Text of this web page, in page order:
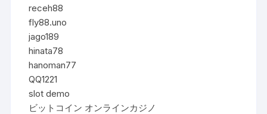
receh88
fly88.uno
jago189
hinata78
hanoman77
QQ1221
slot demo
ビットコイン オンラインカジノ